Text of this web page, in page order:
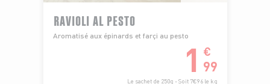
RAVIOLI AL PESTO
Aromatisé aux épinards et farçi au pesto
1 €
99
Le sachet de 250g - Soit 7€96 le kg